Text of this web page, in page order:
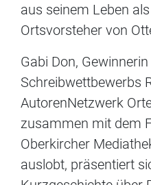
aus seinem Leben
Ortsvorsteher von
Gabi Don,
Schreibwettbewerbs
AutorenNetzwerk
zusammen mit dem
Oberkircher
auslobt, präsentiert